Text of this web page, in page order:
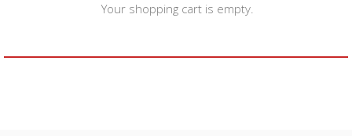
Your shopping cart is empty.